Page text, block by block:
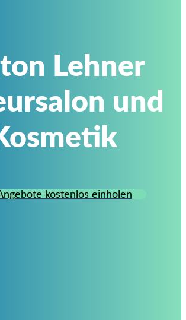
Lehner
und
kostenlos einholen